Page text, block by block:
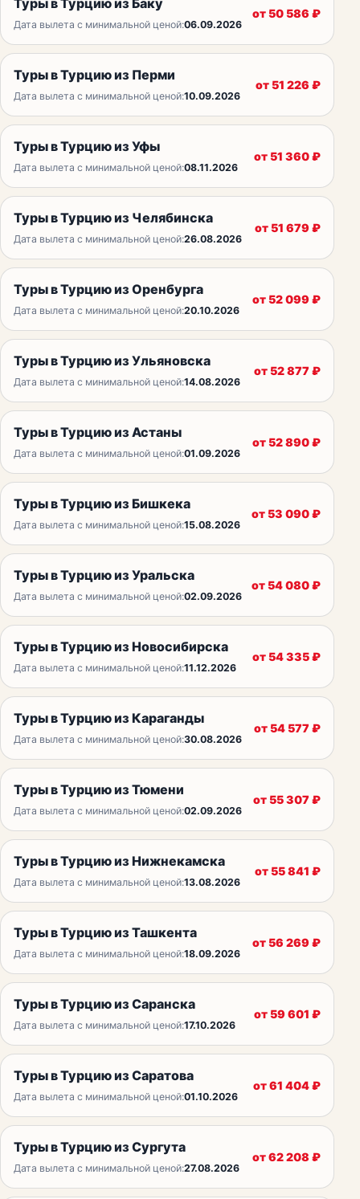
Туры в Турцию из Баку
Дата вылета с минимальной ценой:06.09.2026
от50 586 ₽
Туры в Турцию из Перми
Дата вылета с минимальной ценой:10.09.2026
от51 226 ₽
Туры в Турцию из Уфы
Дата вылета с минимальной ценой:08.11.2026
от51 360₽
Туры в Турцию из Челябинска
Дата вылета с минимальной ценой:26.08.2026
от51 679 ₽
Туры в Турцию из Оренбурга
Дата вылета с минимальной ценой:20.10.2026
от52 099 ₽
Туры в Турцию из Ульяновска
Дата вылета с минимальной ценой:14.08.2026
от52 877 ₽
Туры в Турцию из Астаны
Дата вылета с минимальной ценой:01.09.2026
от52 890₽
Туры в Турцию из Бишкека
Дата вылета с минимальной ценой:15.08.2026
от53 090₽
Туры в Турцию из Уральска
Дата вылета с минимальной ценой:02.09.2026
от54 080₽
Туры в Турцию из Новосибирска
Дата вылета с минимальной ценой:11.12.2026
от54 335₽
Туры в Турцию из Караганды
Дата вылета с минимальной ценой:30.08.2026
от54 577 ₽
Туры в Турцию из Тюмени
Дата вылета с минимальной ценой:02.09.2026
от55 307 ₽
Туры в Турцию из Нижнекамска
Дата вылета с минимальной ценой:13.08.2026
от55 841 ₽
Туры в Турцию из Ташкента
Дата вылета с минимальной ценой:18.09.2026
от56 269 ₽
Туры в Турцию из Саранска
Дата вылета с минимальной ценой:17.10.2026
от59 601 ₽
Туры в Турцию из Саратова
Дата вылета с минимальной ценой:01.10.2026
от61 404₽
Туры в Турцию из Сургута
Дата вылета с минимальной ценой:27.08.2026
от62 208 ₽